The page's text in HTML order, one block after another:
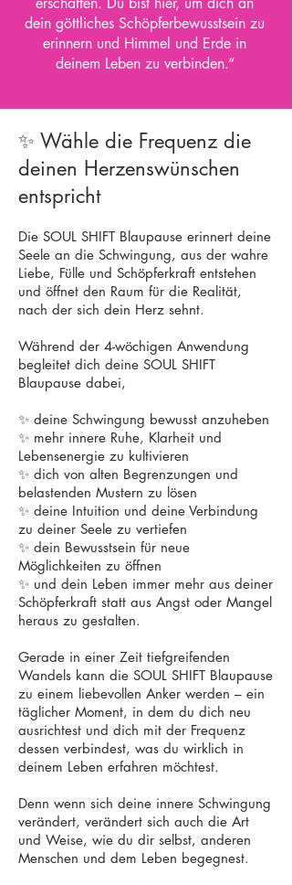
dein göttliches Schöpferbewusstsein zu
erinnern und Himmel und Erde in
deinem Leben zu verbinden.“
✨ Wähle die Frequenz die
deinen Herzenswünschen
entspricht
Die SOUL SHIFT Blaupause erinnert deine
Seele an die Schwingung, aus der wahre
Liebe, Fülle und Schöpferkraft entstehen
und öffnet den Raum für die Realität,
nach der sich dein Herz sehnt.
Während der 4-wöchigen Anwendung
begleitet dich deine SOUL SHIFT
Blaupause dabei,
✨ deine Schwingung bewusst anzuheben
✨ mehr innere Ruhe, Klarheit und
Lebensenergie zu kultivieren
✨ dich von alten Begrenzungen und
belastenden Mustern zu lösen
✨ deine Intuition und deine Verbindung
zu deiner Seele zu vertiefen
✨ dein Bewusstsein für neue
Möglichkeiten zu öffnen
✨ und dein Leben immer mehr aus deiner
Schöpferkraft statt aus Angst oder Mangel
heraus zu gestalten.
Gerade in einer Zeit tiefgreifenden
Wandels kann die SOUL SHIFT Blaupause
zu einem liebevollen Anker werden – ein
täglicher Moment, in dem du dich neu
ausrichtest und dich mit der Frequenz
dessen verbindest, was du wirklich in
deinem Leben erfahren möchtest.
Denn wenn sich deine innere Schwingung
verändert, verändert sich auch die Art
und Weise, wie du dir selbst, anderen
Menschen und dem Leben begegnest.